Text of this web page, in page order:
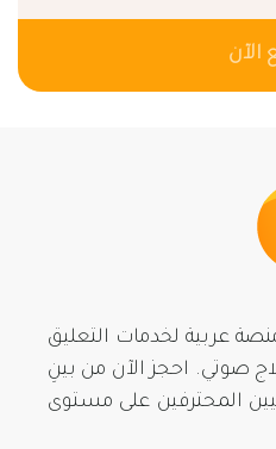
الآن
عربية لخدمات التعليق
صوتي. احجز الآن من بينِ
المحترفين على مستوى